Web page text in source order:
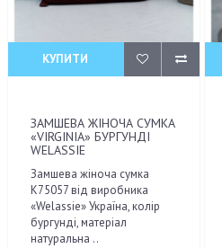
КУПИТИ
ЗАМШЕВА ЖІНОЧА СУМКА
«VIRGINIA» БУРГУНДІ
WELASSIE
Замшева жіноча сумка
К75057 від виробника
«Welassie» Україна, колір
бургунді, матеріал
натуральна ..